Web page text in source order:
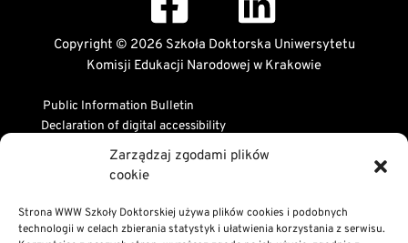
Zarządzaj zgodami plików
cookie
Strona WWW Szkoły Doktorskiej używa plików cookies i podobnych
technologii w celach zbierania statystyk i ułatwienia korzystania z serwisu.
Copyright © 2026 Szkoła Doktorska Uniwersytetu
Komisji Edukacji Narodowej w Krakowie
Public Information Bulletin
Declaration of digital accessibility
RODO Statement
Privacy and Cookies Policy